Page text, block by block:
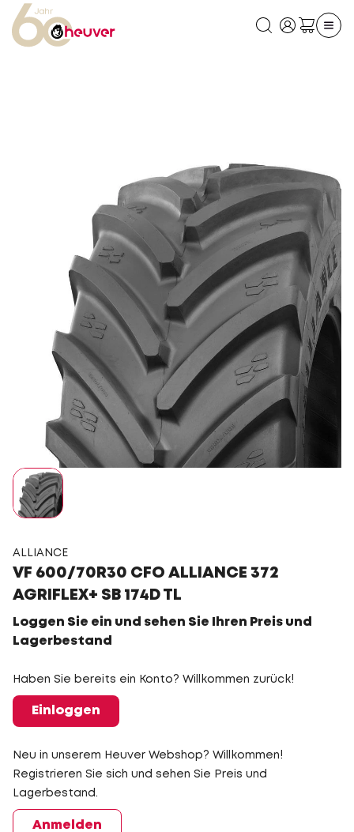
ALLIANCE
VF 600/70R30 CFO ALLIANCE 372
AGRIFLEX+ SB 174D TL
Loggen Sie ein und sehen Sie Ihren Preis und
Lagerbestand
Haben Sie bereits ein Konto? Willkommen zurück!
Einloggen
Neu in unserem Heuver Webshop? Willkommen!
Registrieren Sie sich und sehen Sie Preis und
Lagerbestand.
Anmelden